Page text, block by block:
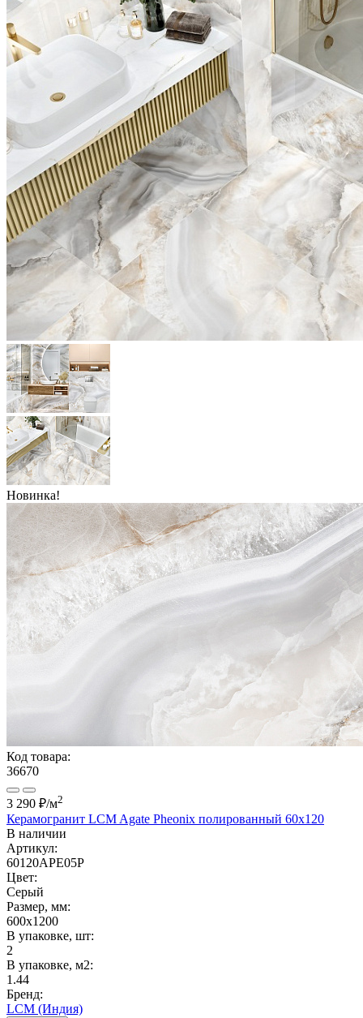
Новинка!
Код товара:
36670
3 290 ₽/м2
Керамогранит LCM Agate Pheonix полированный 60x120
В наличии
Артикул:
60120APE05P
Цвет:
Серый
Размер, мм:
600x1200
В упаковке, шт:
2
В упаковке, м2:
1.44
Бренд:
LCM (Индия)